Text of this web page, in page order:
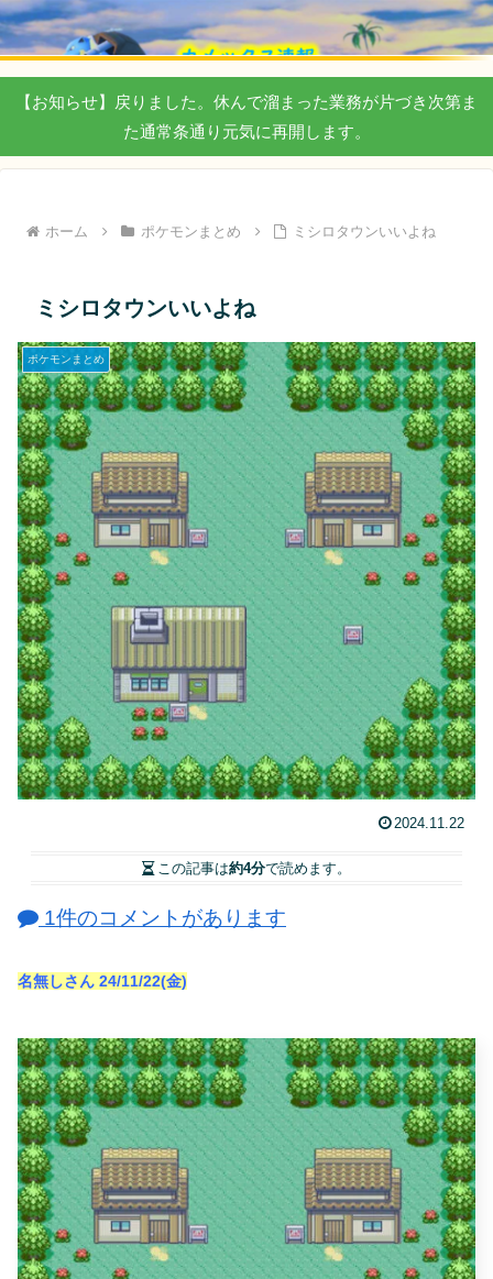
【お知らせ】戻りました。休んで溜まった業務が片づき次第ま
た通常条通り元気に再開します。
ホーム ポケモンまとめ ミシロタウンいいよね
ミシロタウンいいよね
ポケモンまとめ
2024.11.22
この記事は約4分で読めます。
1件のコメントがあります
名無しさん 24/11/22(金)